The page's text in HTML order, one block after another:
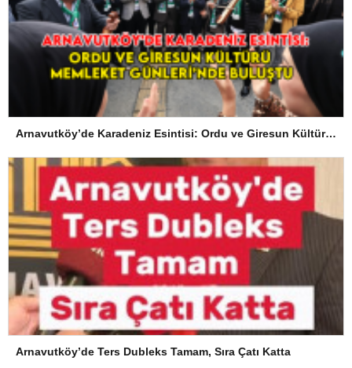
Arnavutköy’de Karadeniz Esintisi: Ordu ve Giresun Kültürü Memleket Günleri’nde Buluştu
Arnavutköy’de Ters Dubleks Tamam, Sıra Çatı Katta